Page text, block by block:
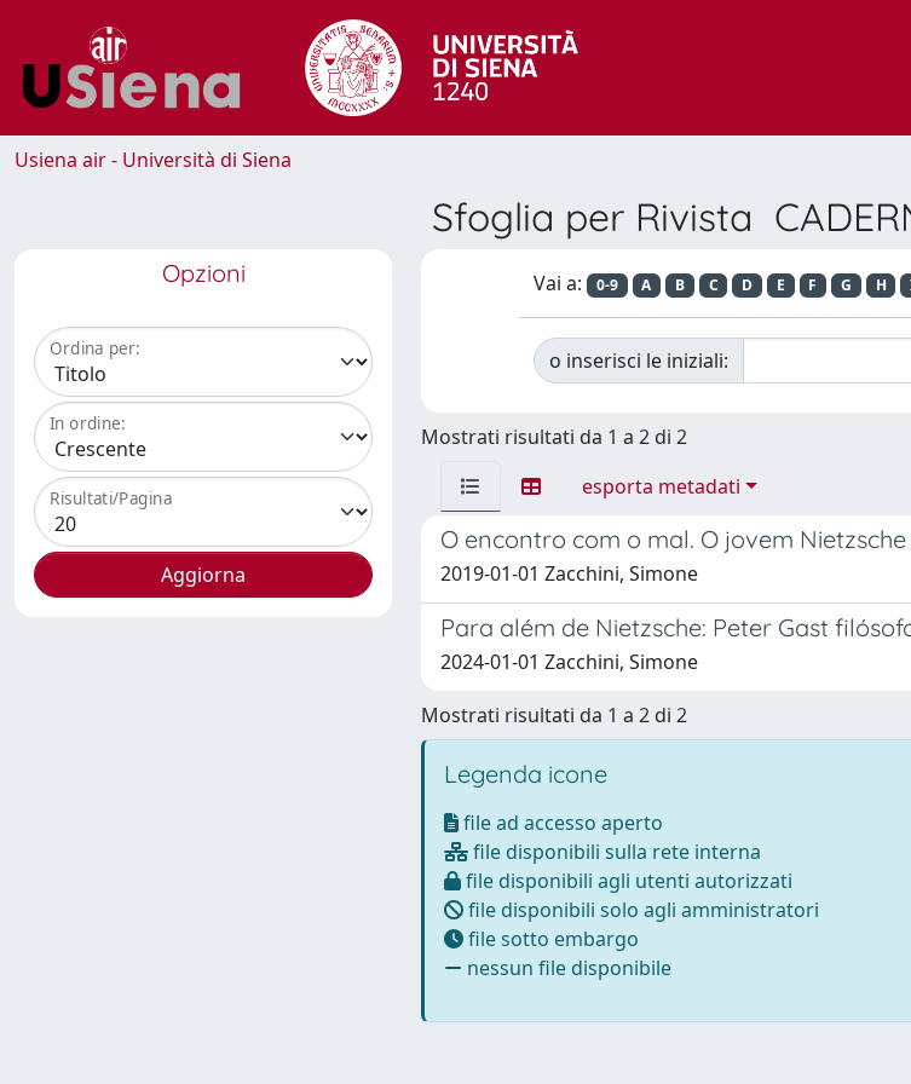
Usiena air - Università di Siena
Sfoglia per Rivista
Opzioni
Ordina per:
In ordine:
Risultati/Pagina
Vai a: 0-9 A B C D E F G H
o inserisci le iniziali:
Mostrati risultati da 1 a 2 di 2
esporta metadati
O encontro com o mal. O jovem
2019-01-01 Zacchini, Simone
Para além de Nietzsche: Peter Gast
2024-01-01 Zacchini, Simone
Mostrati risultati da 1 a 2 di 2
Legenda icone
file ad accesso aperto
file disponibili sulla rete interna
file disponibili agli utenti autorizzati
file disponibili solo agli amministratori
file sotto embargo
nessun file disponibile